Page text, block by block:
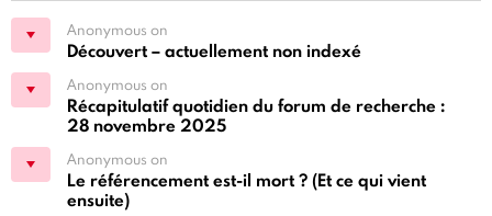
Anonymous on
Découvert – actuellement non indexé
Anonymous on
Récapitulatif quotidien du forum de recherche :
28 novembre 2025
Anonymous on
Le référencement est-il mort ? (Et ce qui vient
ensuite)